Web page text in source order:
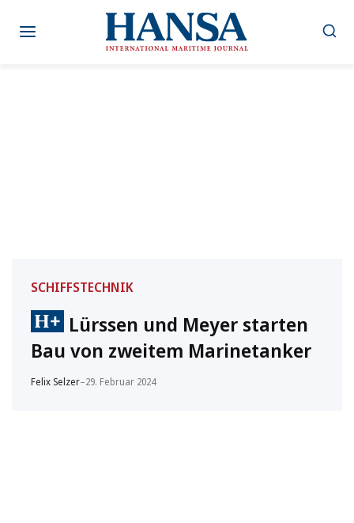
Inhalt
SCHIFFSTECHNIK
Lürssen und Meyer starten
Bau von zweitem Marinetanker
Felix Selzer–29. Februar 2024